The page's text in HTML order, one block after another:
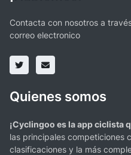
Contacta con nosotros a
correo electronico
Quienes somos
¡Cyclingoo es la app ciclista
las principales competiciones
clasificaciones y la más